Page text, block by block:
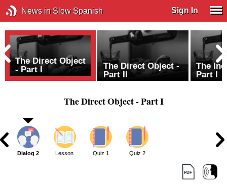
News in Slow Spanish Sign In
The Direct Object
- Part I
The Direct Object -
Part II
The
Part I
The Direct Object - Part I
Dialog 2 Lesson Quiz 1 Quiz 2